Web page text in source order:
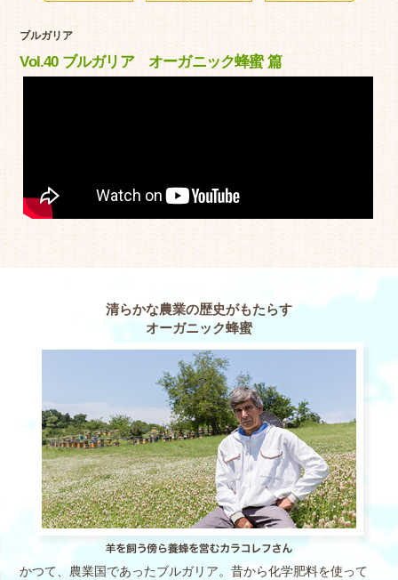
ブルガリア
Vol.40 ブルガリア オーガニック蜂蜜 篇
清らかな農業の歴史がもたらす
オーガニック蜂蜜
かつて、農業国であったブルガリア。昔から化学肥料を使って